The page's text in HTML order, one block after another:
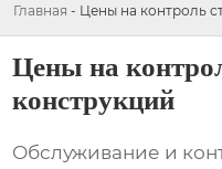
Главная - Цены на контроль
Цены на
конструкций
Обслуживание и